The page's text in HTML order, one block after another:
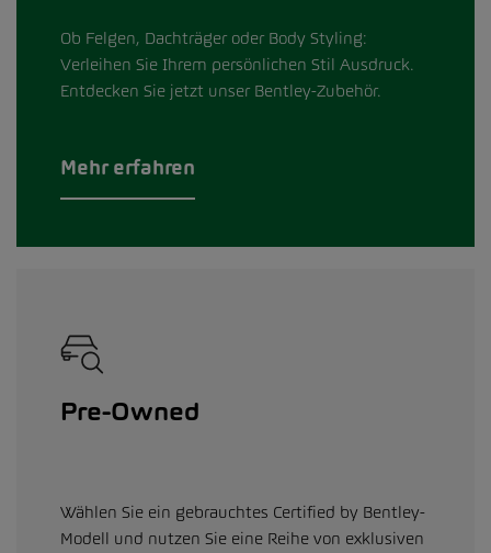
Ob Felgen, Dachträger oder Body Styling:
Verleihen Sie Ihrem persönlichen Stil Ausdruck.
Entdecken Sie jetzt unser Bentley-Zubehör.
Mehr erfahren
Pre-Owned
Wählen Sie ein gebrauchtes Certified by Bentley-
Modell und nutzen Sie eine Reihe von exklusiven